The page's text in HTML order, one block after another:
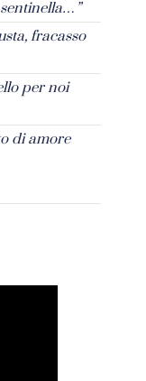
fracasso
per noi
di amore